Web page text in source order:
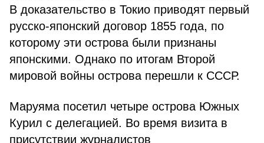
В доказательство в Токио приводят первый
русско-японский договор 1855 года, по
которому эти острова были признаны
японскими. Однако по итогам Второй
мировой войны острова перешли к СССР.
Маруяма посетил четыре острова Южных
Курил с делегацией. Во время визита в
присутствии журналистов